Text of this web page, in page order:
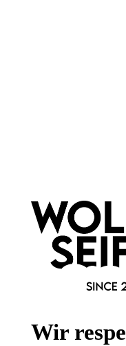
Informationen
Gesetzliche
Wissenswertes
Wir